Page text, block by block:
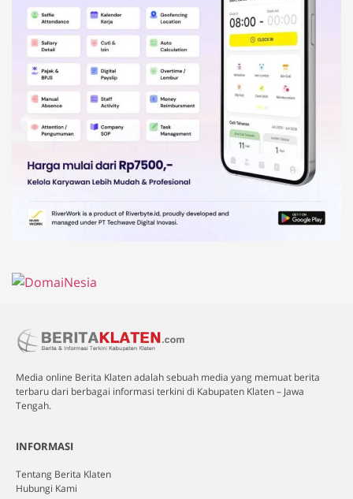
Media online Berita Klaten adalah sebuah media yang memuat berita
terbaru dari berbagai informasi terkini di Kabupaten Klaten – Jawa
Tengah.
INFORMASI
Tentang Berita Klaten
Hubungi Kami